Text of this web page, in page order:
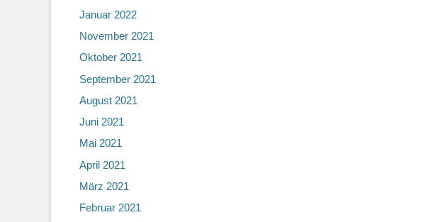
Januar 2022
November 2021
Oktober 2021
September 2021
August 2021
Juni 2021
Mai 2021
April 2021
März 2021
Februar 2021